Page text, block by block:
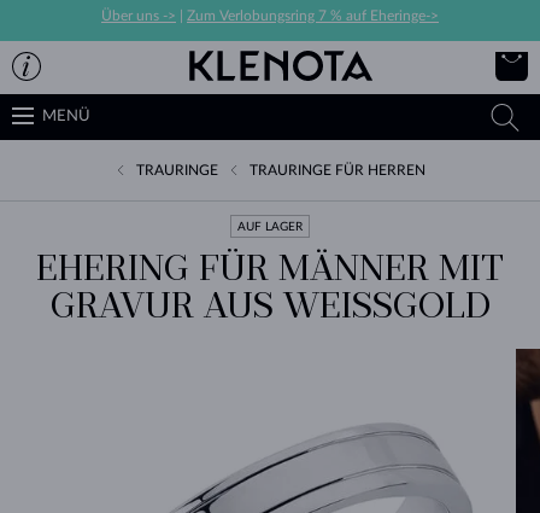
Über uns -> Zum Verlobungsring 7 % auf Eheringe->
MENÜ
TRAURINGE TRAURINGE FÜR HERREN
AUF LAGER
EHERING FÜR MÄNNER MIT
GRAVUR AUS WEISSGOLD